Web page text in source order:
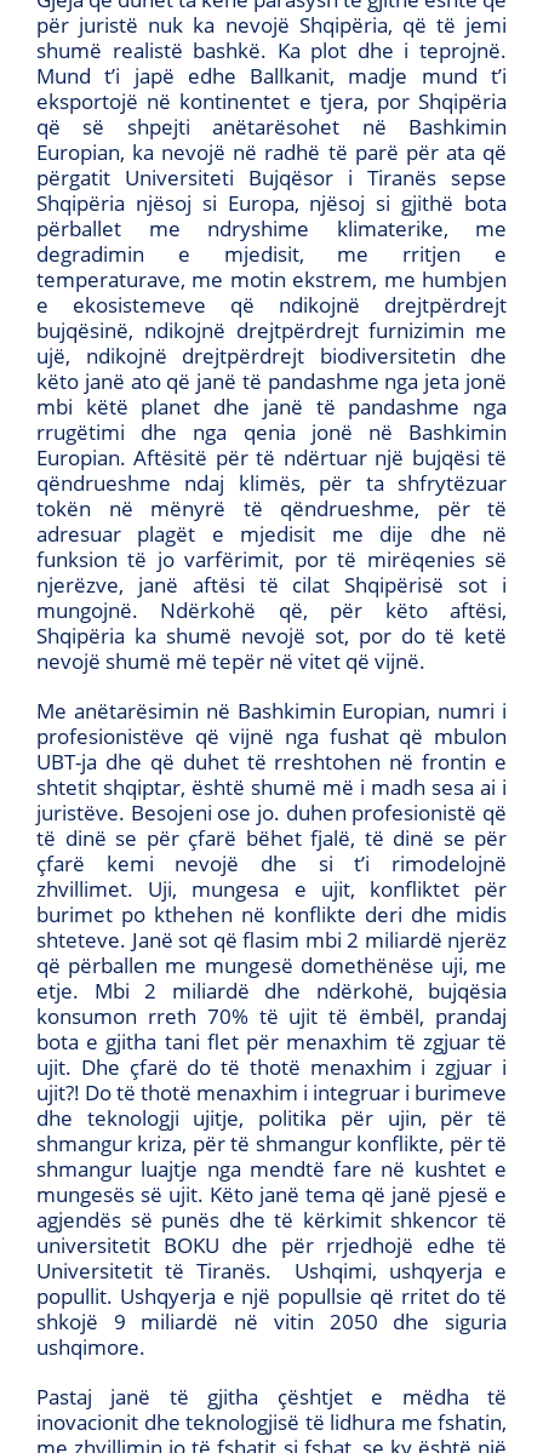
për juristë nuk ka nevojë Shqipëria, që të jemi
shumë realistë bashkë. Ka plot dhe i teprojnë.
Mund t’i japë edhe Ballkanit, madje mund t’i
eksportojë në kontinentet e tjera, por Shqipëria
që së shpejti anëtarësohet në Bashkimin
Europian, ka nevojë në radhë të parë për ata që
përgatit Universiteti Bujqësor i Tiranës sepse
Shqipëria njësoj si Europa, njësoj si gjithë bota
përballet me ndryshime klimaterike, me
degradimin e mjedisit, me rritjen e
temperaturave, me motin ekstrem, me humbjen
e ekosistemeve që ndikojnë drejtpërdrejt
bujqësinë, ndikojnë drejtpërdrejt furnizimin me
ujë, ndikojnë drejtpërdrejt biodiversitetin dhe
këto janë ato që janë të pandashme nga jeta jonë
mbi këtë planet dhe janë të pandashme nga
rrugëtimi dhe nga qenia jonë në Bashkimin
Europian. Aftësitë për të ndërtuar një bujqësi të
qëndrueshme ndaj klimës, për ta shfrytëzuar
tokën në mënyrë të qëndrueshme, për të
adresuar plagët e mjedisit me dije dhe në
funksion të jo varfërimit, por të mirëqenies së
njerëzve, janë aftësi të cilat Shqipërisë sot i
mungojnë. Ndërkohë që, për këto aftësi,
Shqipëria ka shumë nevojë sot, por do të ketë
nevojë shumë më tepër në vitet që vijnë.
Me anëtarësimin në Bashkimin Europian, numri i
profesionistëve që vijnë nga fushat që mbulon
UBT-ja dhe që duhet të rreshtohen në frontin e
shtetit shqiptar, është shumë më i madh sesa ai i
juristëve. Besojeni ose jo. duhen profesionistë që
të dinë se për çfarë bëhet fjalë, të dinë se për
çfarë kemi nevojë dhe si t’i rimodelojnë
zhvillimet. Uji, mungesa e ujit, konfliktet për
burimet po kthehen në konflikte deri dhe midis
shteteve. Janë sot që flasim mbi 2 miliardë njerëz
që përballen me mungesë domethënëse uji, me
etje. Mbi 2 miliardë dhe ndërkohë, bujqësia
konsumon rreth 70% të ujit të ëmbël, prandaj
bota e gjitha tani flet për menaxhim të zgjuar të
ujit. Dhe çfarë do të thotë menaxhim i zgjuar i
ujit?! Do të thotë menaxhim i integruar i burimeve
dhe teknologji ujitje, politika për ujin, për të
shmangur kriza, për të shmangur konflikte, për të
shmangur luajtje nga mendtë fare në kushtet e
mungesës së ujit. Këto janë tema që janë pjesë e
agjendës së punës dhe të kërkimit shkencor të
universitetit BOKU dhe për rrjedhojë edhe të
Universitetit të Tiranës. Ushqimi, ushqyerja e
popullit. Ushqyerja e një popullsie që rritet do të
shkojë 9 miliardë në vitin 2050 dhe siguria
ushqimore.
Pastaj janë të gjitha çështjet e mëdha të
inovacionit dhe teknologjisë të lidhura me fshatin,
me zhvillimin jo të fshatit si fshat, se ky është një